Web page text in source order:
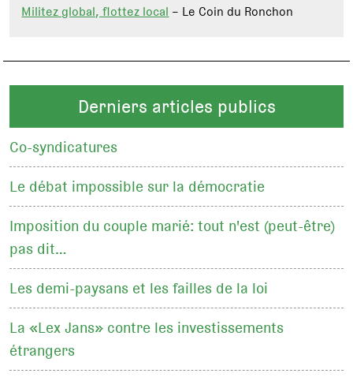
Militez global, flottez local – Le Coin du Ronchon
Derniers articles publics
Co-syndicatures
Le débat impossible sur la démocratie
Imposition du couple marié: tout n'est (peut-être)
pas dit…
Les demi-paysans et les failles de la loi
La «Lex Jans» contre les investissements
étrangers